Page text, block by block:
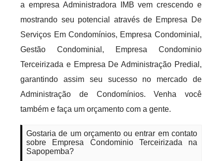
a empresa Administradora IMB vem crescendo e
mostrando seu potencial através de Empresa De
Serviços Em Condomínios, Empresa Condominial,
Gestão Condominial, Empresa Condominio
Terceirizada e Empresa De Administração Predial,
garantindo assim seu sucesso no mercado de
Administração de Condomínios. Venha você
também e faça um orçamento com a gente.
Gostaria de um orçamento ou entrar em contato
sobre Empresa Condominio Terceirizada na
Sapopemba?